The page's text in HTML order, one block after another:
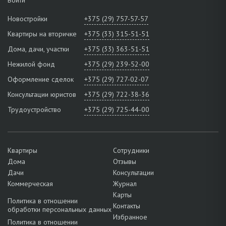
Новостройки
+375 (29) 757-57-57
Квартиры на вторичке
+375 (33) 315-51-51
Дома, дачи, участки
+375 (33) 363-51-51
Нежилой фонд
+375 (29) 239-52-00
Оформление сделок
+375 (29) 727-02-07
Консультации юристов
+375 (29) 722-38-36
Трудоустройство
+375 (29) 725-44-00
Квартиры
Дома
Дачи
Коммерческая
Политика в отношении
обработки персональных данных
Политика в отношении
Сотрудники
Отзывы
Консультации
Журнал
Карты
Контакты
Избранное